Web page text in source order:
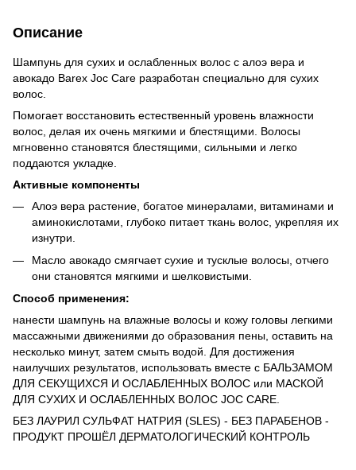
Описание
Шампунь для сухих и ослабленных волос с алоэ вера и
авокадо Barex Joc Care разработан специально для сухих
волос.
Помогает восстановить естественный уровень влажности
волос, делая их очень мягкими и блестящими. Волосы
мгновенно становятся блестящими, сильными и легко
поддаются укладке.
Активные компоненты
Алоэ вера растение, богатое минералами, витаминами и
аминокислотами, глубоко питает ткань волос, укрепляя их
изнутри.
Масло авокадо смягчает сухие и тусклые волосы, отчего
они становятся мягкими и шелковистыми.
Способ применения:
нанести шампунь на влажные волосы и кожу головы легкими
массажными движениями до образования пены, оставить на
несколько минут, затем смыть водой. Для достижения
наилучших результатов, использовать вместе с БАЛЬЗАМОМ
ДЛЯ СЕКУЩИХСЯ И ОСЛАБЛЕННЫХ ВОЛОС или МАСКОЙ
ДЛЯ СУХИХ И ОСЛАБЛЕННЫХ ВОЛОС JOC CARE.
БЕЗ ЛАУРИЛ СУЛЬФАТ НАТРИЯ (SLES) - БЕЗ ПАРАБЕНОВ -
ПРОДУКТ ПРОШЁЛ ДЕРМАТОЛОГИЧЕСКИЙ КОНТРОЛЬ